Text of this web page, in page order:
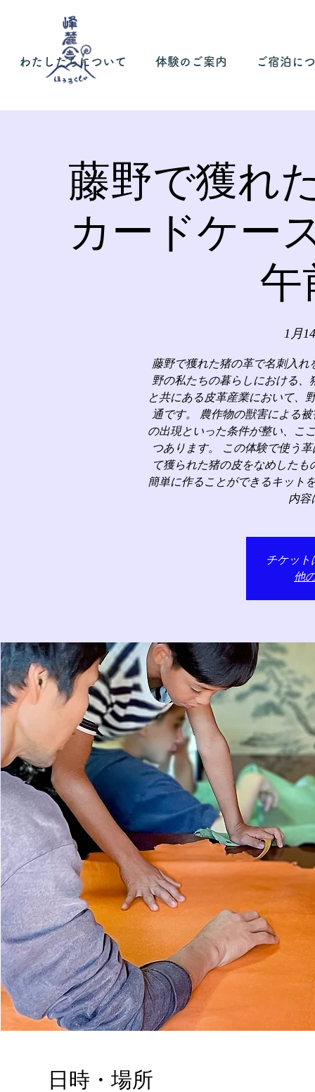
わたしたちについて 体験のご案内 ご宿泊に
藤野で獲れ
カードケー
午
1月
藤野で獲れた猪の革で名刺入
野の私たちの暮らしにおける
と共にある皮革産業において、
通です。 農作物の獣害による
の出現といった条件が整い、こ
つあります。 この体験で使う
て獲られた猪の皮をなめした
簡単に作ることができるキット
内容
チケット
他
日時・場所